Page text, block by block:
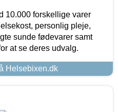
10.000 forskellige varer
personlig pleje,
sunde fødevarer samt
at se deres udvalg.
Helsebixen.dk